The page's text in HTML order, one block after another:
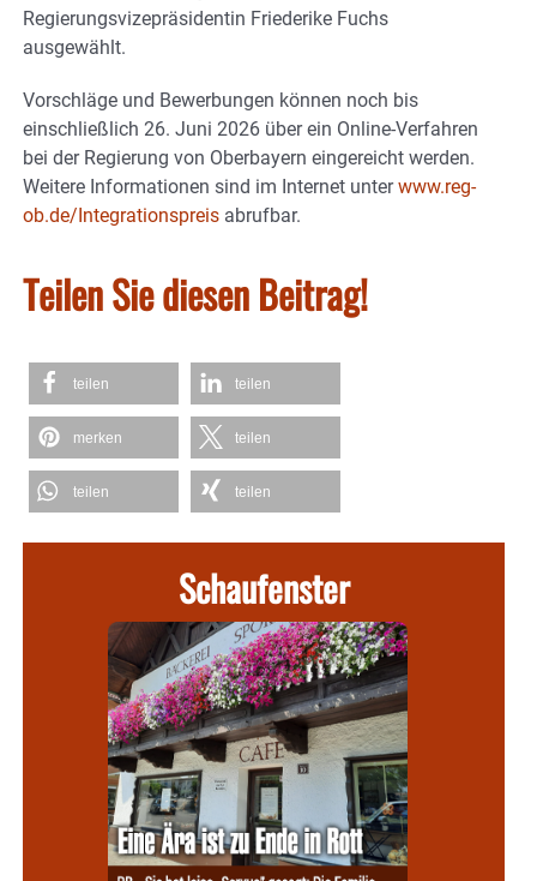
Regierungsvizepräsidentin Friederike Fuchs
ausgewählt.
Vorschläge und Bewerbungen können noch bis
einschließlich 26. Juni 2026 über ein Online-Verfahren
bei der Regierung von Oberbayern eingereicht werden.
Weitere Informationen sind im Internet unterwww.reg-
ob.de/Integrationspreis abrufbar.
Teilen Sie diesen Beitrag!
teilen teilen
merken teilen
teilen teilen
Schaufenster